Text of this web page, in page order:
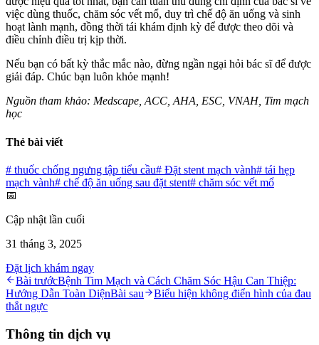
việc dùng thuốc, chăm sóc vết mổ, duy trì chế độ ăn uống và sinh
hoạt lành mạnh, đồng thời tái khám định kỳ để được theo dõi và
điều chỉnh điều trị kịp thời.
Nếu bạn có bất kỳ thắc mắc nào, đừng ngần ngại hỏi bác sĩ để được
giải đáp. Chúc bạn luôn khỏe mạnh!
Nguồn tham khảo: Medscape, ACC, AHA, ESC, VNAH, Tim mạch
học
Thẻ bài viết
# thuốc chống ngưng tập tiểu cầu# Đặt stent mạch vành# tái hẹp
mạch vành# chế độ ăn uống sau đặt stent# chăm sóc vết mổ
📅
Cập nhật lần cuối
31 tháng 3, 2025
Đặt lịch khám ngay
Bài trướcBệnh Tim Mạch và Cách Chăm Sóc Hậu Can Thiệp:
Hướng Dẫn Toàn DiệnBài sau
Biểu hiện không điển hình của đau
thắt ngực
Thông tin dịch vụ